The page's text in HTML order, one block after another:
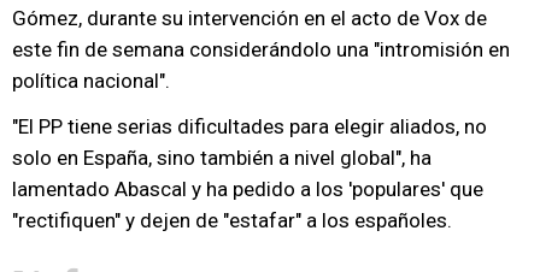
Gómez, durante su intervención en el acto de Vox de
este fin de semana considerándolo una "intromisión en
política nacional".
"El PP tiene serias dificultades para elegir aliados, no
solo en España, sino también a nivel global", ha
lamentado Abascal y ha pedido a los 'populares' que
"rectifiquen" y dejen de "estafar" a los españoles.